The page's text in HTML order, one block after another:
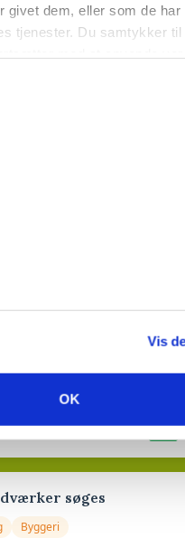
givet dem, eller som de har
tjenester. Du samtykker til
Vis
OK
søges til
for klimastald
søges
Byggeri